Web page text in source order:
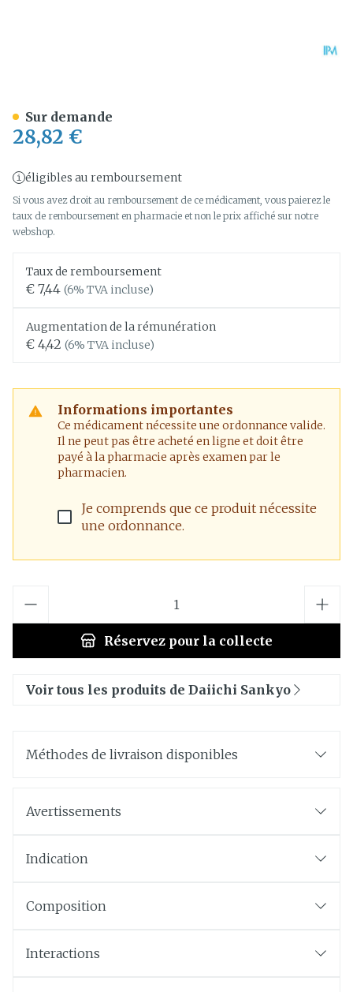
28,82 €
éligibles au remboursement
Si vous avez droit au remboursement de ce médicament, vous paierez le
taux de remboursement en pharmacie et non le prix affiché sur notre
webshop.
Taux de remboursement
€ 7,44 (6% TVA incluse)
Augmentation de la rémunération
€ 4,42 (6% TVA incluse)
Informations importantes
Ce médicament nécessite une ordonnance valide.
Il ne peut pas être acheté en ligne et doit être
payé à la pharmacie après examen par le
pharmacien.
Je comprends que ce produit nécessite
une ordonnance.
Réservez pour la collecte
Sur demande
Voir tous les produits de Daiichi Sankyo
Méthodes de livraison disponibles
Avertissements
Indication
Composition
Interactions